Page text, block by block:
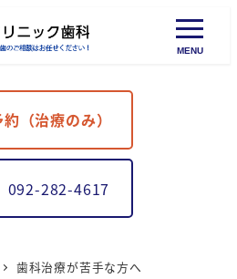
MENU
（治療のみ）
092-282-4617
歯科治療が苦手な方へ